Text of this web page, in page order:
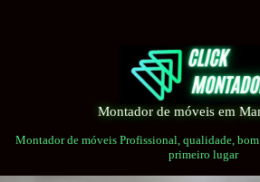
Montador de móveis em
Montador de móveis Profissional, qualidade,
primeiro lugar